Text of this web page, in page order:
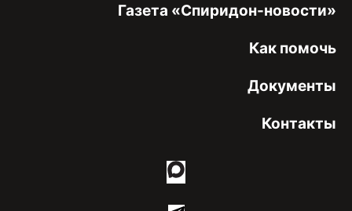
Газета «Спиридон-новости»
Как помочь
Документы
Контакты